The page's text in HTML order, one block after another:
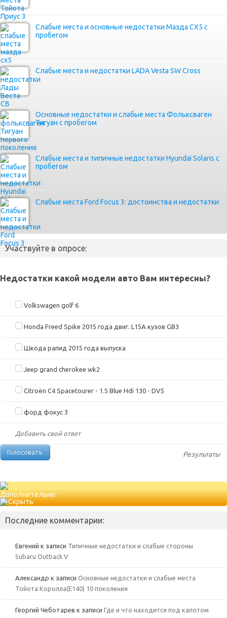
Слабые места и основные недостатки Мазда СХ5 с
пробегом
Слабые места и недостатки LADA Vesta SW Cross
Основные недостатки и слабые места Фольксваген
Тигуан с пробегом
Слабые места и типичные недостатки Hyundai Solaris с
пробегом
Слабые места Ford Focus 3: достоинства и недостатки
Участвуйте в опросе:
Недостатки какой модели авто Вам интересны?
Volkswagen golf 6
Honda Freed Spike 2015 года двиг. L15A кузов GB3
Шкода рапид 2015 года выпуска
Jeep grand cherokee wk2
Citroën C4 Spacetourer - 1.5 Blue Hdi 130 - DV5
форд фокус 3
Добавить свой ответ
Результаты
Дополнительно:
Последние комментарии:
Евгений к записи Типичные недостатки и слабые стороны
Subaru Outback V
Александр к записи Основные недостатки и слабые места
Тойота Королла(Е140) 10 поколения
Георгий Чеботарев к записи Где и что находится под капотом